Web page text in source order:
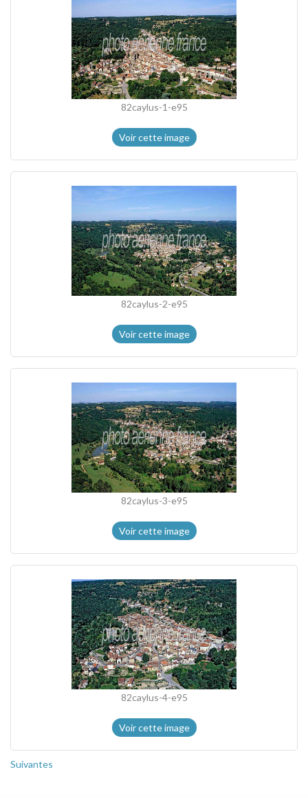
82caylus-1-e95
Voir cette image
82caylus-2-e95
Voir cette image
82caylus-3-e95
Voir cette image
82caylus-4-e95
Voir cette image
Suivantes